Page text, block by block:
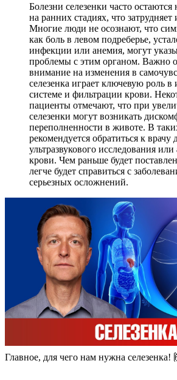
Болезни селезенки часто
на ранних стадиях, что затрудняет
Многие люди не осознают, что
как боль в левом подреберье,
инфекции или анемия, могут
проблемы с этим органом. Важно
внимание на изменения в
селезенка играет ключевую роль
системе и фильтрации крови.
пациенты отмечают, что при
селезенки могут возникать
переполненности в животе. В
рекомендуется обратиться к врачу
ультразвукового исследования или
крови. Чем раньше будет
легче будет справиться с
серьезных осложнений.
Главное, для чего нам нужна селезенка!